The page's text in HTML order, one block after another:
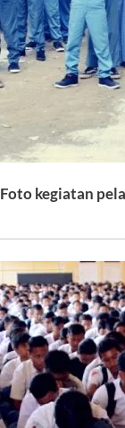
Foto kegiatan